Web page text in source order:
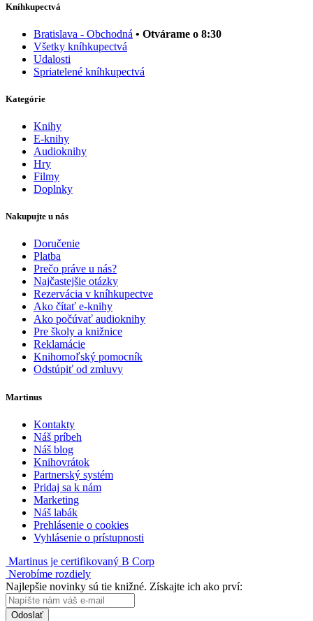
Kníhkupectvá
Bratislava - Obchodná • Otvárame o 8:30
Všetky kníhkupectvá
Udalosti
Spriatelené kníhkupectvá
Kategórie
Knihy
E-knihy
Audioknihy
Hry
Filmy
Doplnky
Nakupujte u nás
Doručenie
Platba
Prečo práve u nás?
Najčastejšie otázky
Rezervácia v kníhkupectve
Ako čítať e-knihy
Ako počúvať audioknihy
Pre školy a knižnice
Reklamácie
Knihomoľský pomocník
Odstúpiť od zmluvy
Martinus
Kontakty
Náš príbeh
Náš blog
Knihovrátok
Partnerský systém
Pridaj sa k nám
Marketing
Náš labák
Prehlásenie o cookies
Vyhlásenie o prístupnosti
Martinus je certifikovaný B Corp
Nerobíme rozdiely
Najlepšie novinky sú tie knižné. Získajte ich ako prví:
Odoslať